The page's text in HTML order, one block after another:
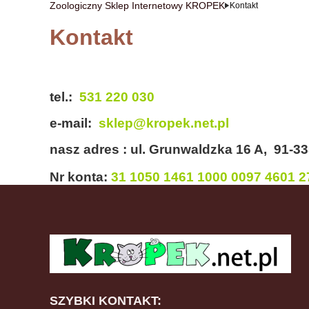
Zoologiczny Sklep Internetowy KROPEK Kontakt
Kontakt
tel.: 531 220 030
e-mail: sklep@kropek.net.pl
nasz adres : ul. Grunwaldzka 16 A, 91-
Nr konta: 31 1050 1461 1000 0097 4601
SZYBKI KONTAKT: